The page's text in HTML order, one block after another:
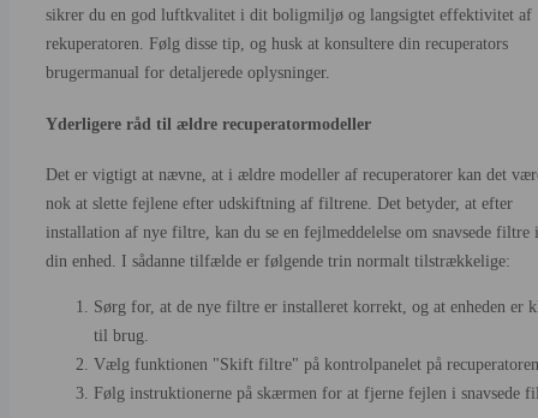
sikrer du en god luftkvalitet i dit boligmiljø og langsigtet effektivitet af
rekuperatoren. Følg disse tip, og husk at konsultere din recuperators
brugermanual for detaljerede oplysninger.
Yderligere råd til ældre recuperatormodeller
Det er vigtigt at nævne, at i ældre modeller af recuperatorer kan det
nok at slette fejlene efter udskiftning af filtrene. Det betyder, at efter
installation af nye filtre, kan du se en fejlmeddelelse om snavsede filtre i
din enhed. I sådanne tilfælde er følgende trin normalt tilstrækkelige:
Sørg for, at de nye filtre er installeret korrekt, og at enheden er
til brug.
Vælg funktionen "Skift filtre" på kontrolpanelet på
Følg instruktionerne på skærmen for at fjerne fejlen i snavsede